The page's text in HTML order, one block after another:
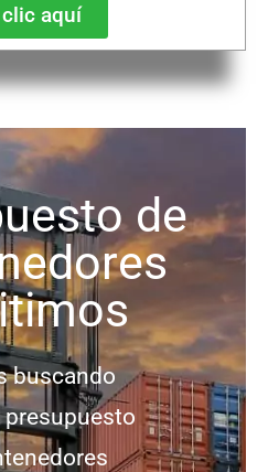
aquí
de
buscando